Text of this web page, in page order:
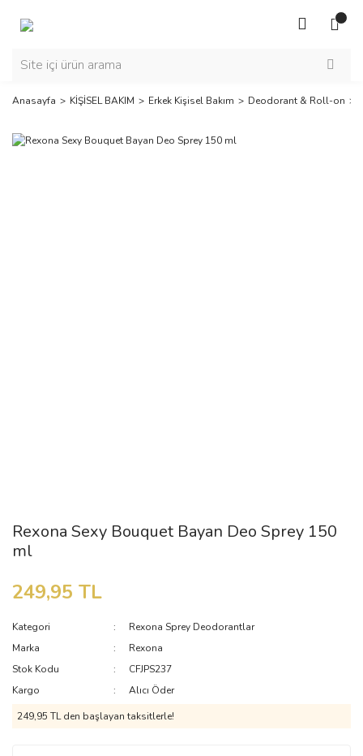
Anasayfa KİŞİSEL BAKIM Erkek Kişisel Bakım Deodorant & Roll-on
Rexona Sexy Bouquet Bayan Deo Sprey 150
ml
249,95 TL
Kategori
Rexona Sprey Deodorantlar
Marka
Rexona
Stok Kodu
CFJPS237
Kargo
Alıcı Öder
249,95 TL den başlayan taksitlerle!